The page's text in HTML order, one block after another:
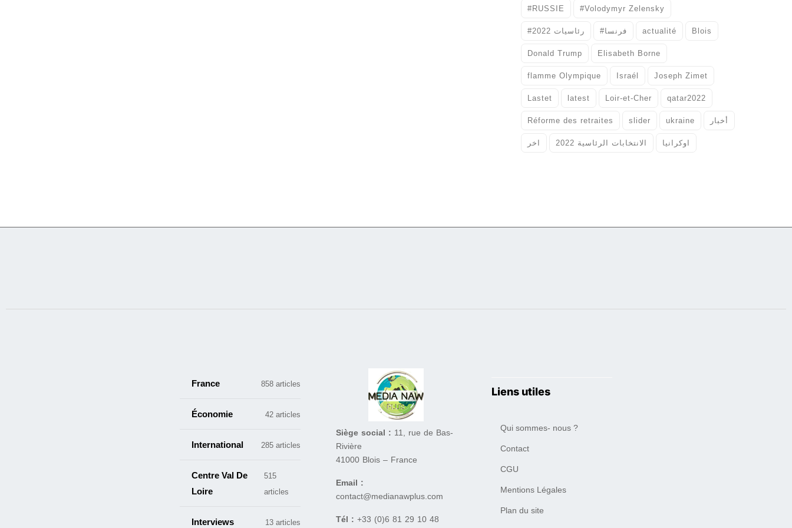
#RUSSIE #Volodymyr Zelensky
#رئاسيات 2022 #فرنسا actualité Blois
Donald Trump Elisabeth Borne
flamme Olympique Israél Joseph Zimet
Lastet latest Loir-et-Cher qatar2022
Réforme des retraites slider ukraine أخبار
اخر الانتخابات الرئاسية 2022 اوكرانيا
France 858 articles
Économie 42 articles
International 285 articles
Centre Val De
Loire
515
articles
Interviews 13 articles
Siège social : 11, rue de Bas-
Rivière
41000 Blois – France
Email :
contact@medianawplus.com
Tél : +33 (0)6 81 29 10 48
Liens utiles
Qui sommes- nous ?
Contact
CGU
Mentions Légales
Plan du site